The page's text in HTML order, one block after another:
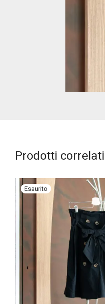
Prodotti correlati